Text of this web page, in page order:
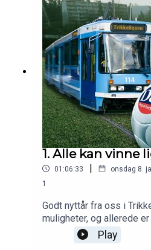
Lyn står midtveis i januar,
seg å få inn før seriestart,
klubbens målsetting, og
studio: Glenn Hartmann,
Thon.
1. Alle kan vinne
01:06:33 | onsdag 8.
1
Godt nyttår fra oss i
muligheter, og allerede
fotballgryta. Vi har ladet
klare for en ny sesong
Play